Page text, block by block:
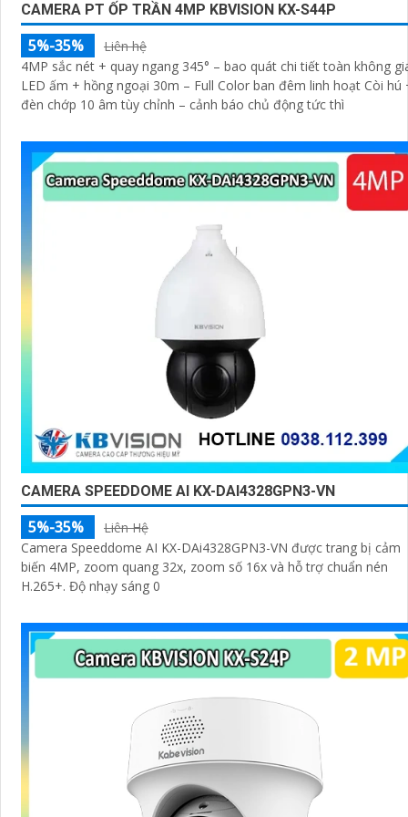
CAMERA PT ỐP TRẦN 4MP KBVISION KX-S44P
5%-35%
Liên hệ
4MP sắc nét + quay ngang 345° – bao quát chi tiết toàn không
LED ấm + hồng ngoại 30m – Full Color ban đêm linh hoạt Còi hú
đèn chớp 10 âm tùy chỉnh – cảnh báo chủ động tức thì
CAMERA SPEEDDOME AI KX-DAI4328GPN3-VN
5%-35%
Liên Hệ
Camera Speeddome AI KX-DAi4328GPN3-VN được trang bị cảm
biến 4MP, zoom quang 32x, zoom số 16x và hỗ trợ chuẩn nén
H.265+. Độ nhạy sáng 0